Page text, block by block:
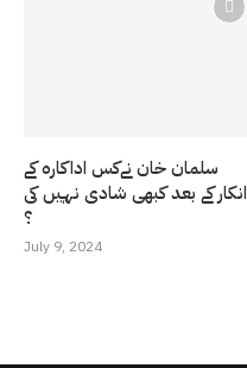
سلمان خان نےکس اداکارہ کے
انکار کے بعد کبھی شادی نہیں کی
؟
July 9, 2024